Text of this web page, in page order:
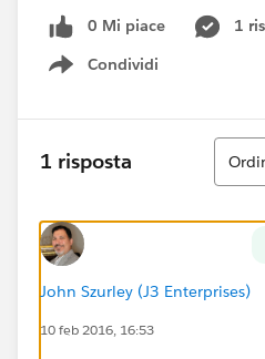
0 Mi piace
1
Condividi
Show menu
1 risposta
Ordina
John Szurley (J3 Enterprises)
10 feb 2016, 16:53